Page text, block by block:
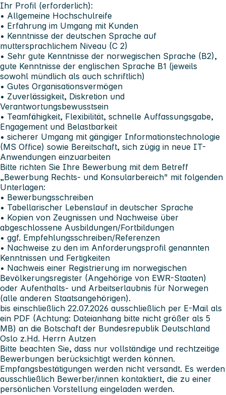
Ihr Profil (erforderlich):
• Allgemeine Hochschulreife
• Erfahrung im Umgang mit Kunden
• Kenntnisse der deutschen Sprache auf
muttersprachlichem Niveau (C 2)
• Sehr gute Kenntnisse der norwegischen Sprache (B2),
gute Kenntnisse der englischen Sprache B1 (jeweils
sowohl mündlich als auch schriftlich)
• Gutes Organisationsvermögen
• Zuverlässigkeit, Diskretion und
Verantwortungsbewusstsein
• Teamfähigkeit, Flexibilität, schnelle Auffassungsgabe,
Engagement und Belastbarkeit
• sicherer Umgang mit gängiger Informationstechnologie
(MS Office) sowie Bereitschaft, sich zügig in neue IT-
Anwendungen einzuarbeiten
Bitte richten Sie Ihre Bewerbung mit dem Betreff
„Bewerbung Rechts- und Konsularbereich" mit folgenden
Unterlagen:
• Bewerbungsschreiben
• Tabellarischer Lebenslauf in deutscher Sprache
• Kopien von Zeugnissen und Nachweise über
abgeschlossene Ausbildungen/Fortbildungen
• ggf. Empfehlungsschreiben/Referenzen
• Nachweise zu den im Anforderungsprofil genannten
Kenntnissen und Fertigkeiten
• Nachweis einer Registrierung im norwegischen
Bevölkerungsregister (Angehörige von EWR-Staaten)
oder Aufenthalts- und Arbeitserlaubnis für Norwegen
(alle anderen Staatsangehörigen).
bis einschließlich 22.07.2026 ausschließlich per E-Mail als
ein PDF (Achtung: Dateianhang bitte nicht größer als 5
MB) an die Botschaft der Bundesrepublik Deutschland
Oslo z.Hd. Herrn Autzen
Bitte beachten Sie, dass nur vollständige und rechtzeitige
Bewerbungen berücksichtigt werden können.
Empfangsbestätigungen werden nicht versandt. Es werden
ausschließlich Bewerber/innen kontaktiert, die zu einer
persönlichen Vorstellung eingeladen werden.